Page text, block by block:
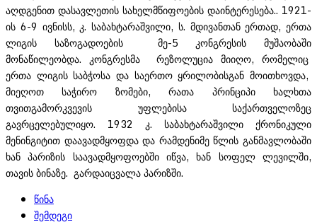
აღდგენით დასავლეთის სახელმწიფოების დაინტერესება.. 1921-
ის 6-9 ივნისს, კ. საბახტარაშვილი, ს. მდივანთან ერთად, ერთა
ლიგის საზოგადოების მე-5 კონგრესის მუშაობაში
მონაწილეობდა. კონგრესმა რეზოლუცია მიიღო, რომელიც
ერთა ლიგის საბჭოსა და საერთო ყრილობისგან მოითხოვდა,
მიეღოთ საჭირო ზომები, რათა პრინციპი ხალხთა
თვითგამორკვევის უფლებისა საქართველოზეც
გავრცელებულიყო. 1932 კ. საბახტარაშვილი ქრონიკული
მენინგიტით დაავადმყოფდა და რამდენიმე წლის განმავლობაში
ხან პარიზის საავადმყოფოებში იწვა, ხან სოფელ ლევილში,
თავის ბინაზე. გარდაიცვალა პარიზში.
წინა
შემდეგი